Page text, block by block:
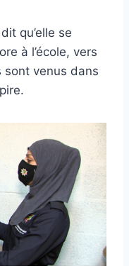
qu’elle se
à l’école, vers
sont venus dans